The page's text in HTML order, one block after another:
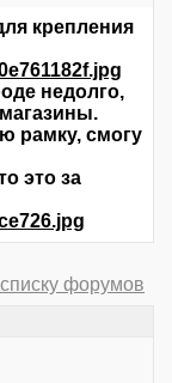
крепления
недолго,
рамку, смогу
это за
списку форумов